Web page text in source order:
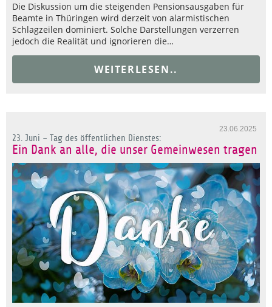
Die Diskussion um die steigenden Pensionsausgaben für
Beamte in Thüringen wird derzeit von alarmistischen
Schlagzeilen dominiert. Solche Darstellungen verzerren
jedoch die Realität und ignorieren die…
WEITERLESEN..
23.06.2025
23. Juni – Tag des öffentlichen Dienstes:
Ein Dank an alle, die unser Gemeinwesen tragen